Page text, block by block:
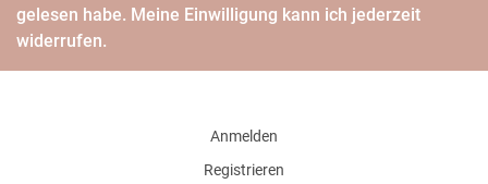
gelesen habe. Meine Einwilligung kann ich jederzeit
widerrufen.
Anmelden
Registrieren